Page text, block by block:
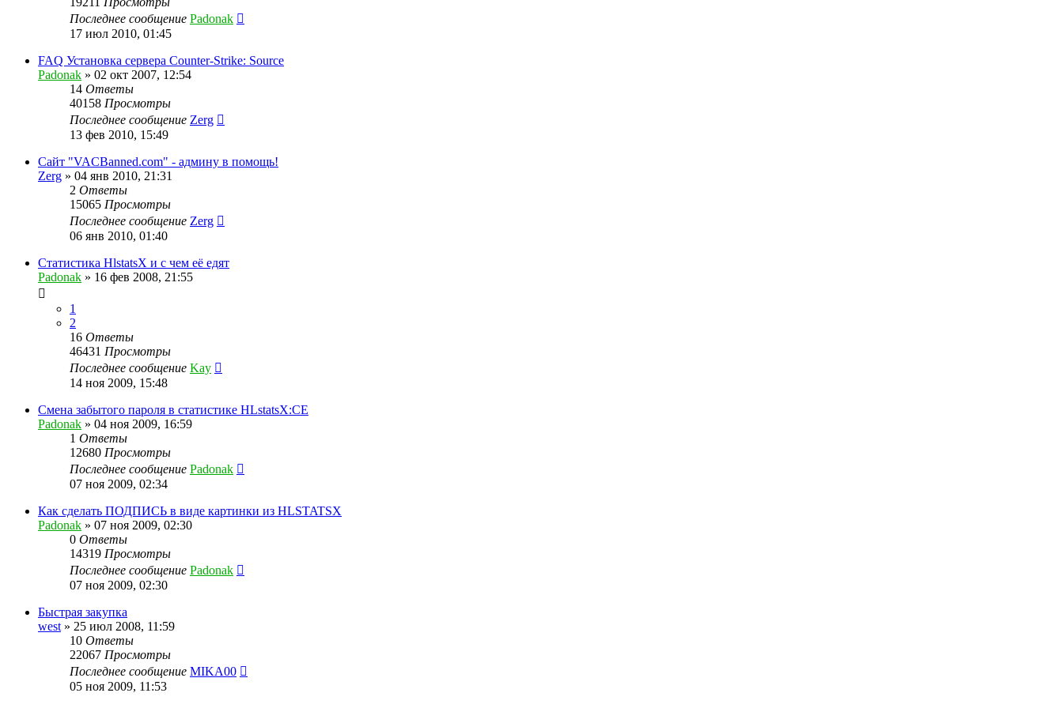
Последнее сообщение Padonak
17 июл 2010, 01:45
FAQ Установка сервера Counter-Strike: Source
Padonak » 02 окт 2007, 12:54
14 Ответы
40158 Просмотры
Последнее сообщение Zerg
13 фев 2010, 15:49
Сайт "VACBanned.com" - админу в помощь!
Zerg » 04 янв 2010, 21:31
2 Ответы
15065 Просмотры
Последнее сообщение Zerg
06 янв 2010, 01:40
Статистика HlstatsX и с чем её едят
Padonak » 16 фев 2008, 21:55
1
2
16 Ответы
46431 Просмотры
Последнее сообщение Kay
14 ноя 2009, 15:48
Смена забытого пароля в статистике HLstatsX:CE
Padonak » 04 ноя 2009, 16:59
1 Ответы
12680 Просмотры
Последнее сообщение Padonak
07 ноя 2009, 02:34
Как сделать ПОДПИСЬ в виде картинки из HLSTATSX
Padonak » 07 ноя 2009, 02:30
0 Ответы
14319 Просмотры
Последнее сообщение Padonak
07 ноя 2009, 02:30
Быстрая закупка
west » 25 июл 2008, 11:59
10 Ответы
22067 Просмотры
Последнее сообщение MIKA00
05 ноя 2009, 11:53